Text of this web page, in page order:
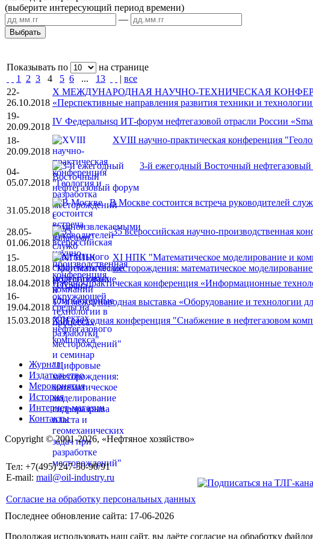
(выберите интересующий период времени)
—
Показывать по
на странице
1
2 3 4 5 6 ... 13 | все
22-
26.10.2018
X МЕЖДУНАРОДНАЯ НАУЧНО-ТЕХНИЧЕСКАЯ
«Перспективные направления развития техники и
19-
20.09.2018
IV Федеральнsq ИТ-форум нефтегазовой отрасли России
18-
20.09.2018
XVIII научно-практическая конференция
04-
05.07.2018
3-й ежегодный Восточный
31.05.2018
В Москве состоится встреча руководителей
28.05-
01.06.2018
35 всероссийская научно-производственная
15-
18.05.2018
XI НПК "Математическое моделирование и
месторождения: математическое
18.04.2018 Научно-практическая конференция «Информационные
16-
19.04.2018
17-я международная выставка «Оборудование и технологии
15.03.2018 XIII ежегодная конференция "Снабжение в нефтегазовом
Журнал
Издательство
Мероприятия
История
Интернет-магазин
Контакты
Copyright © 2001-2026, «Нефтяное хозяйство»
Тел: +7(495) 247-50-90/91
E-mail: mail@oil-industry.ru
Согласие на обработку персональных данных
Последнее обновление сайта: 17-06-2026
Продолжая использовать наш сайт, вы даёте согласие на обработку